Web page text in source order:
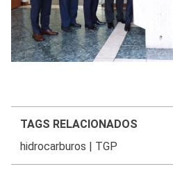
TAGS RELACIONADOS
hidrocarburos | TGP